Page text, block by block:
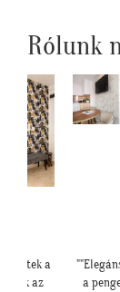
Rólunk
a
az
a